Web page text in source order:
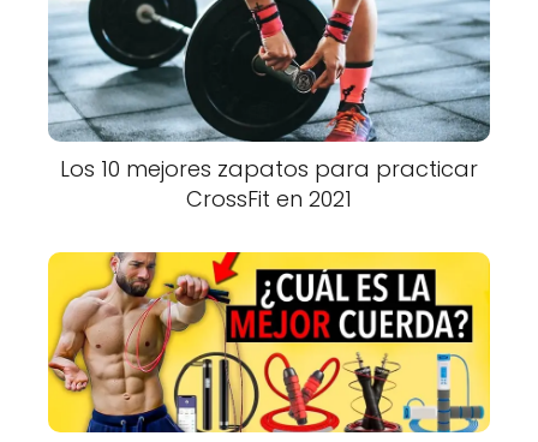
Los 10 mejores zapatos para practicar
CrossFit en 2021